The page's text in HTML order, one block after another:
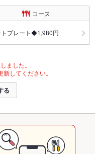
コース
トプレート◆1,980円
ました。
してください。
る